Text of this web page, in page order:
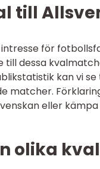
till
för
dessa
kan vi se
matcher.
eller
olika